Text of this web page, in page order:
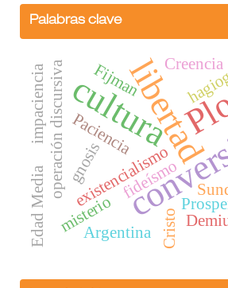
Palabras clave
libertad
cultura
existencialismo
operación discursiva Paciencia
impaciencia Fijman
Cristo
fideísmo
Creencia
gnosis
misterio
Edad Media Argentina